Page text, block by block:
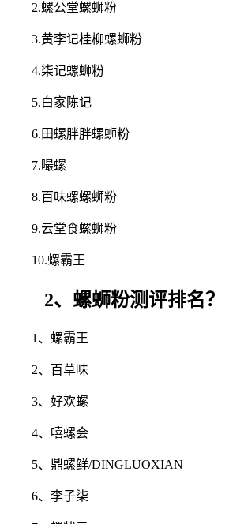
2.螺公堂螺蛳粉
3.黄李记桂柳螺蛳粉
4.柒记螺蛳粉
5.白家陈记
6.田螺胖胖螺蛳粉
7.嘬螺
8.百味螺螺蛳粉
9.云堂食螺蛳粉
10.螺霸王
2、螺蛳粉测评排名？
1、螺霸王
2、百草味
3、好欢螺
4、嘻螺会
5、鼎螺鲜/DINGLUOXIAN
6、李子柒